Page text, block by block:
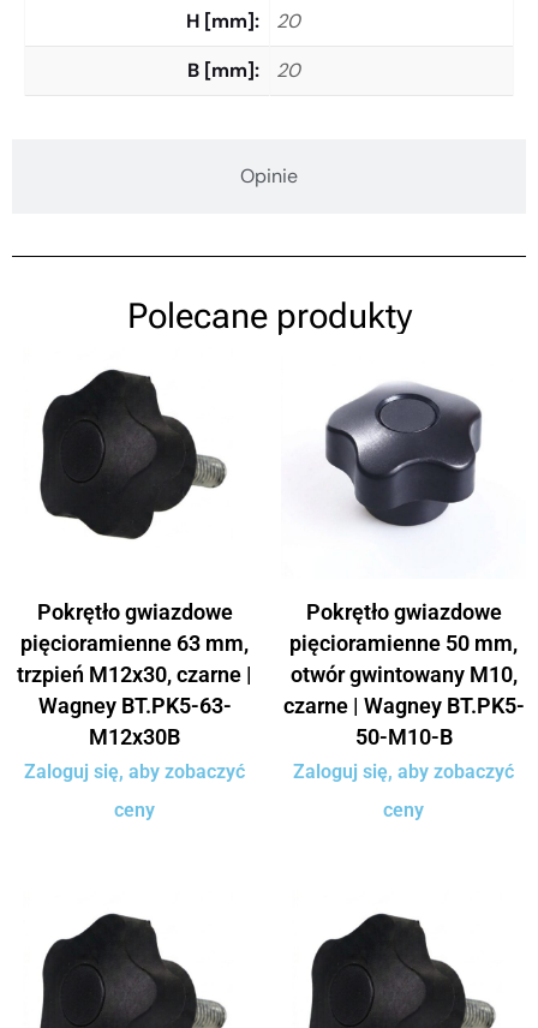
Opinie
H [mm]
20
B [mm]
20
Polecane produkty
Pokrętło gwiazdowe
pięcioramienne 63 mm,
trzpień M12x30, czarne |
Wagney BT.PK5-63-
M12x30B
Zaloguj się, aby zobaczyć
ceny
Pokrętło gwiazdowe
pięcioramienne 50 mm,
otwór gwintowany M10,
czarne | Wagney BT.PK5-
50-M10-B
Zaloguj się, aby zobaczyć
ceny